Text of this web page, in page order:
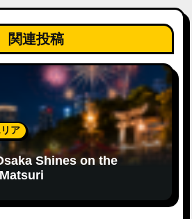
関連投稿
ア
Shines on the